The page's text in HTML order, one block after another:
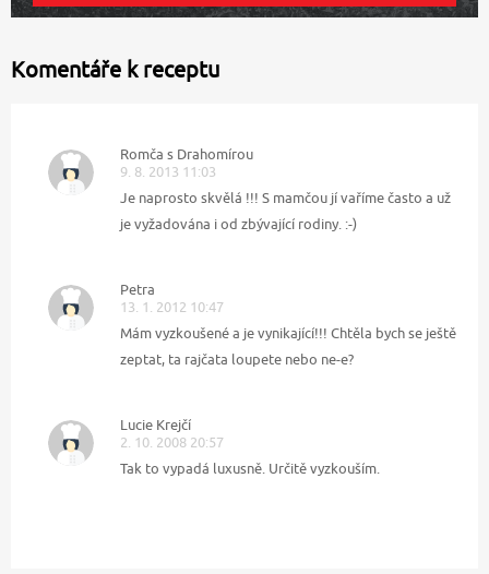
Komentáře k receptu
Romča s Drahomírou
9. 8. 2013 11:03
Je naprosto skvělá !!! S mamčou jí vaříme často a už
je vyžadována i od zbývající rodiny. :-)
Petra
13. 1. 2012 10:47
Mám vyzkoušené a je vynikající!!! Chtěla bych se ještě
zeptat, ta rajčata loupete nebo ne-e?
Lucie Krejčí
2. 10. 2008 20:57
Tak to vypadá luxusně. Určitě vyzkouším.